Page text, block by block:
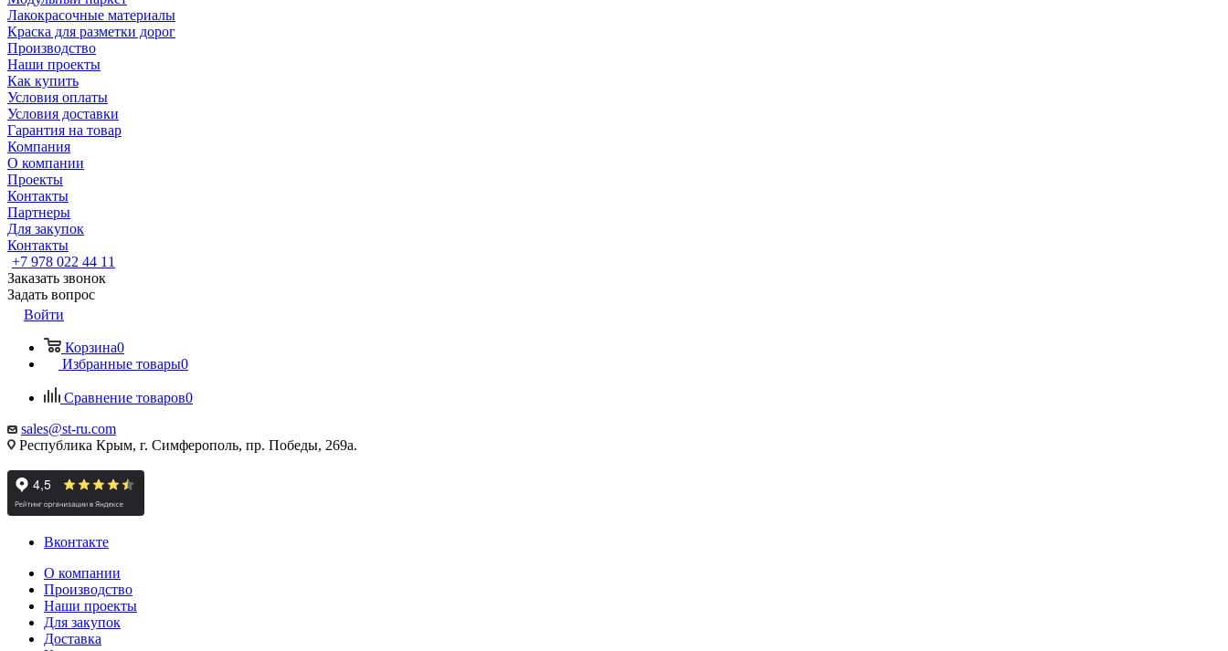
Лакокрасочные материалы
Краска для разметки дорог
Производство
Наши проекты
Как купить
Условия оплаты
Условия доставки
Гарантия на товар
Компания
О компании
Проекты
Контакты
Партнеры
Для закупок
Контакты
+7 978 022 44 11
Заказать звонок
Задать вопрос
Войти
Корзина0
Избранные товары0
Сравнение товаров0
sales@st-ru.com
Республика Крым, г. Симферополь, пр. Победы, 269а.
Вконтакте
О компании
Производство
Наши проекты
Для закупок
Доставка